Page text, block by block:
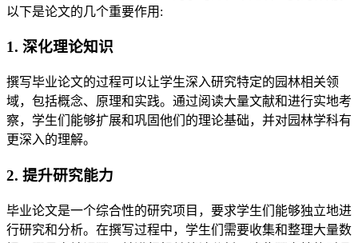
以下是论文的几个重要作用:
1. 深化理论知识
撰写毕业论文的过程可以让学生深入研究特定的园林相关领
域，包括概念、原理和实践。通过阅读大量文献和进行实地考
察，学生们能够扩展和巩固他们的理论基础，并对园林学科有
更深入的理解。
2. 提升研究能力
毕业论文是一个综合性的研究项目，要求学生们能够独立地进
行研究和分析。在撰写过程中，学生们需要收集和整理大量数